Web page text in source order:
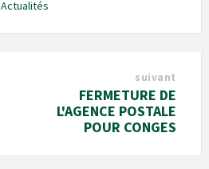
Actualités
suivant
FERMETURE DE
L'AGENCE POSTALE
POUR CONGES